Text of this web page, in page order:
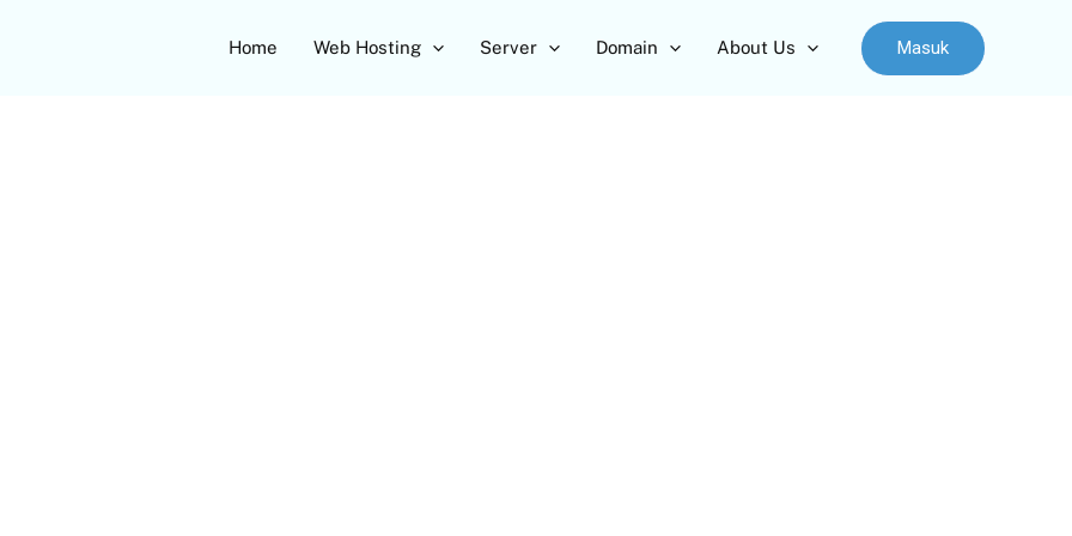
Home Web Hosting Server Domain About Us Masuk